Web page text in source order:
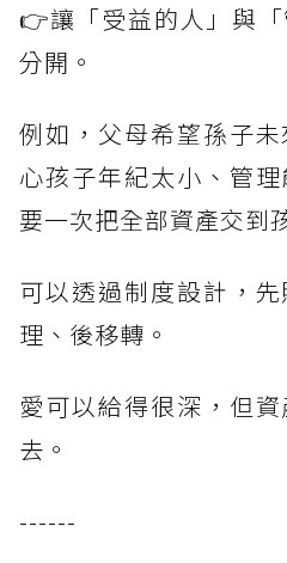
👉讓「受益的人」與
分開。
例如，父母希望孫子
心孩子年紀太小、管
要一次把全部資產交到
可以透過制度設計，
理、後移轉。
愛可以給得很深，但
去。
------